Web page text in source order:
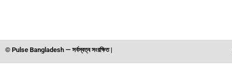
© Pulse Bangladesh — সর্বস্বত্ব সংরক্ষিত |